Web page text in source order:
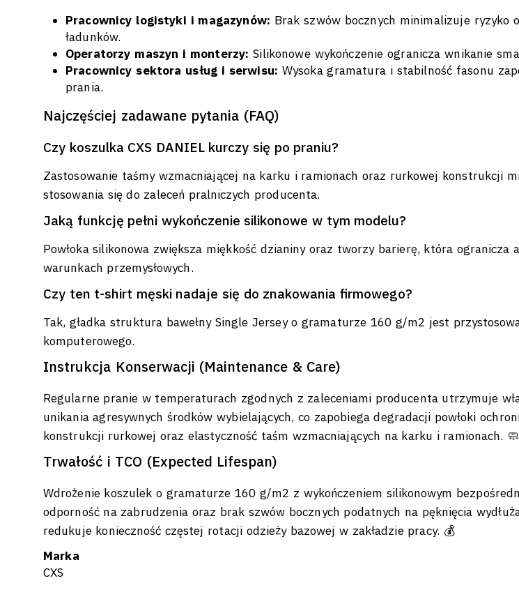
Pracownicy logistyki i magazynów: Brak szwów bocznych minimalizuje ryzyko
ładunków.
Operatorzy maszyn i monterzy: Silikonowe wykończenie ogranicza wnikanie
Pracownicy sektora usług i serwisu: Wysoka gramatura i stabilność fasonu
prania.
Najczęściej zadawane pytania (FAQ)
Czy koszulka CXS DANIEL kurczy się po praniu?
Zastosowanie taśmy wzmacniającej na karku i ramionach oraz rurkowej konstrukcji
stosowania się do zaleceń pralniczych producenta.
Jaką funkcję pełni wykończenie silikonowe w tym modelu?
Powłoka silikonowa zwiększa miękkość dzianiny oraz tworzy barierę, która
warunkach przemysłowych.
Czy ten t-shirt męski nadaje się do znakowania firmowego?
Tak, gładka struktura bawełny Single Jersey o gramaturze 160 g/m2 jest
komputerowego.
Instrukcja Konserwacji (Maintenance & Care)
Regularne pranie w temperaturach zgodnych z zaleceniami producenta utrzymuje
unikania agresywnych środków wybielających, co zapobiega degradacji powłoki
konstrukcji rurkowej oraz elastyczność taśm wzmacniających na karku i ramionach. 🧼
Trwałość i TCO (Expected Lifespan)
Wdrożenie koszulek o gramaturze 160 g/m2 z wykończeniem silikonowym
odporność na zabrudzenia oraz brak szwów bocznych podatnych na pęknięcia
redukuje konieczność częstej rotacji odzieży bazowej w zakładzie pracy. 💰
Marka
CXS